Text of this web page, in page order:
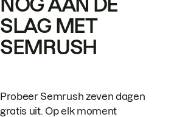
NOG AAN DE
SLAG MET
SEMRUSH
Probeer Semrush zeven dagen
gratis uit. Op elk moment